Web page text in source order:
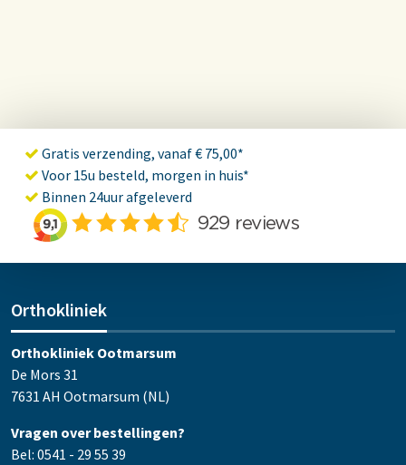
Gratis verzending, vanaf € 75,00*
Voor 15u besteld, morgen in huis*
Binnen 24uur afgeleverd
Orthokliniek
Orthokliniek Ootmarsum
De Mors 31
7631 AH Ootmarsum (NL)
Vragen over bestellingen?
Bel: 0541 - 29 55 39